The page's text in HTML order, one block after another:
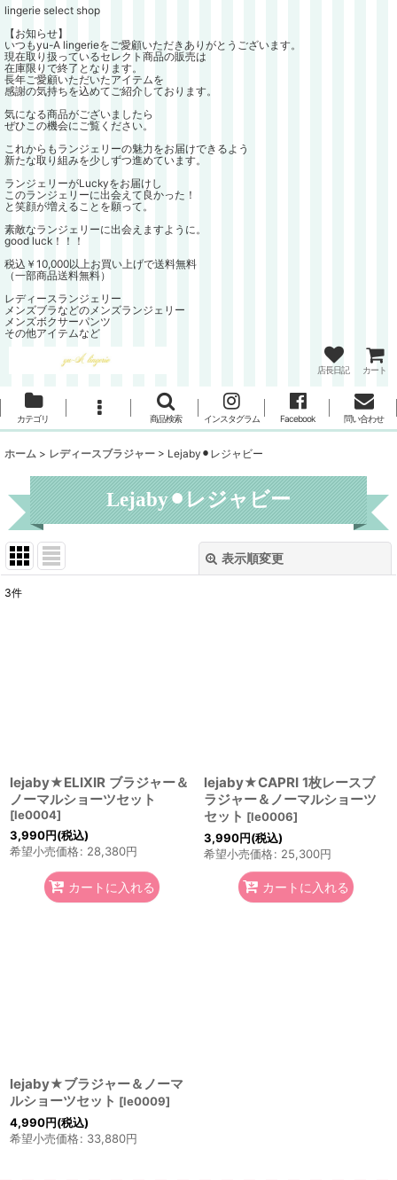
lingerie select shop
【お知らせ】
いつもyu-A lingerieをご愛顧いただきありがとうございます。
現在取り扱っているセレクト商品の販売は
在庫限りで終了となります。
長年ご愛顧いただいたアイテムを
感謝の気持ちを込めてご紹介しております。
気になる商品がございましたら
ぜひこの機会にご覧ください。
これからもランジェリーの魅力をお届けできるよう
新たな取り組みを少しずつ進めています。
ランジェリーがLuckyをお届けし
このランジェリーに出会えて良かった！
と笑顔が増えることを願って。
素敵なランジェリーに出会えますように。
good luck！！！
税込￥10,000以上お買い上げで送料無料
（一部商品送料無料）
レディースランジェリー
メンズブラなどのメンズランジェリー
メンズボクサーパンツ
その他アイテムなど
店長日記 カート
カテゴリ 商品検索 インスタグラム Facebook 問い合わせ
ホーム > レディースブラジャー > Lejaby⚫︎レジャビー
Lejaby⚫︎レジャビー
表示順変更
3件
lejaby★ELIXIR ブラジャー＆
ノーマルショーツセット
[le0004]
3,990円(税込)
希望小売価格: 28,380円
カートに入れる
lejaby★CAPRI 1枚レースブ
ラジャー＆ノーマルショーツ
セット [le0006]
3,990円(税込)
希望小売価格: 25,300円
カートに入れる
lejaby★ブラジャー＆ノーマ
ルショーツセット [le0009]
4,990円(税込)
希望小売価格: 33,880円